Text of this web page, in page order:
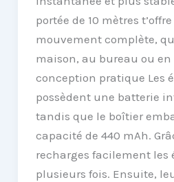
portée de 10 mètres
mouvement complète,
maison, au bureau ou en
conception pratique Les
possèdent une batterie
tandis que le boîtier
capacité de 440 mAh.
recharges facilement les
plusieurs fois. Ensuite,